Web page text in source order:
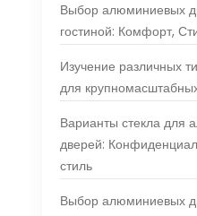
Выбор алюминиевых
гостиной: Комфорт,
Изучение различных
для
Варианты стекла для
дверей:
стиль
Выбор алюминиевых